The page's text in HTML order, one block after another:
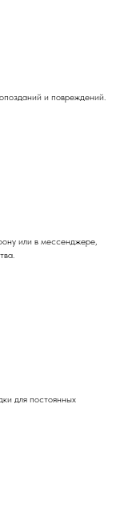
и повреждений.
или в мессенджере,
для постоянных